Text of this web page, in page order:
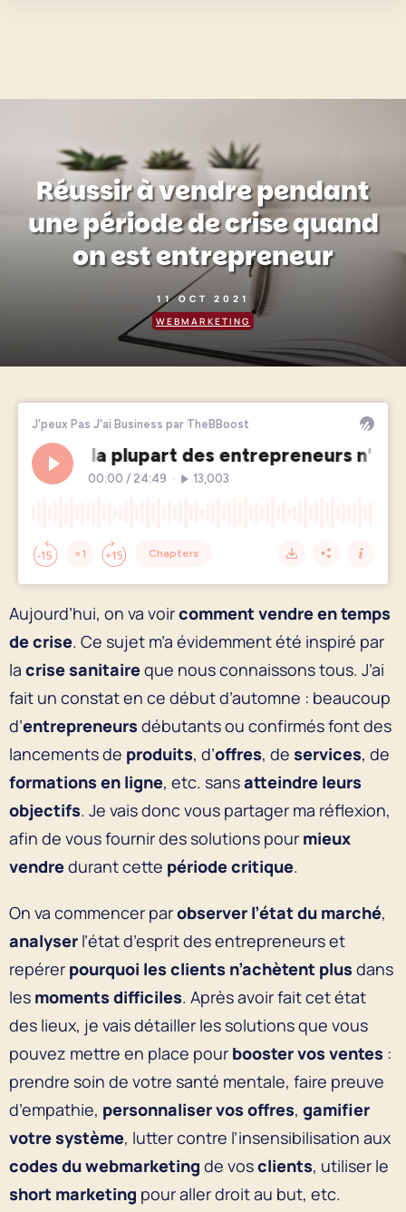
Réussir à vendre pendant
une période de crise quand
on est entrepreneur
11 OCT 2021
WEBMARKETING
Aujourd’hui, on va voircomment vendre en temps
de crise. Ce sujet m’a évidemment été inspiré par
la crise sanitaireque nous connaissons tous. J’ai
fait un constat en ce début d’automne : beaucoup
d’entrepreneurs débutants ou confirmés font des
lancements de produits, d’offres, de services, de
formations en ligne, etc. sansatteindre leurs
objectifs. Je vais donc vous partager ma réflexion,
afin de vous fournir des solutions pour mieux
vendredurant cette période critique.
On va commencer parobserver l’état du marché,
analyser l’état d’esprit des entrepreneurs et
repérer pourquoi les clients n’achètent plus dans
les moments difficiles. Après avoir fait cet état
des lieux, je vais détailler les solutions que vous
pouvez mettre en place pour booster vos ventes :
prendre soin de votre santé mentale, faire preuve
d’empathie, personnaliser vos offres, gamifier
votre système, lutter contre l’insensibilisation aux
codes du webmarketing de vosclients, utiliser le
short marketing pour aller droit au but, etc.